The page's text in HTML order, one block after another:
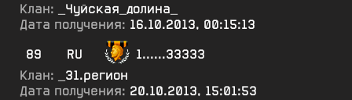
Клан:
_Чуйская_долина_
Дата получения: 16.10.2013, 00:15:13
89
RU
1......33333
Клан:
_31.регион
Дата получения: 20.10.2013, 15:01:53